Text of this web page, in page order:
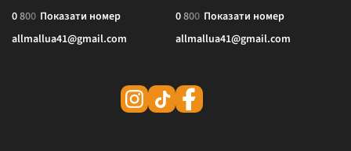
0800 Показати номер
allmallua41@gmail.com
0800 Показати номер
allmallua41@gmail.com